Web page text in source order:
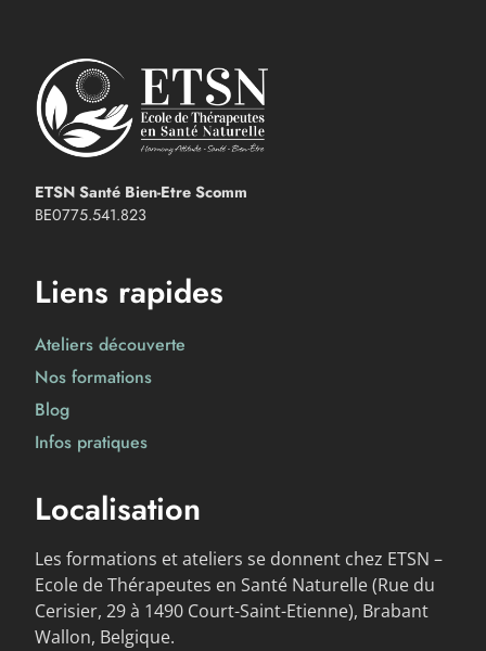
ETSN Santé Bien-Etre Scomm
BE0775.541.823
Liens rapides
Ateliers découverte
Nos formations
Blog
Infos pratiques
Localisation
Les formations et ateliers se donnent chez ETSN –
Ecole de Thérapeutes en Santé Naturelle (Rue du
Cerisier, 29 à 1490 Court-Saint-Etienne), Brabant
Wallon, Belgique.